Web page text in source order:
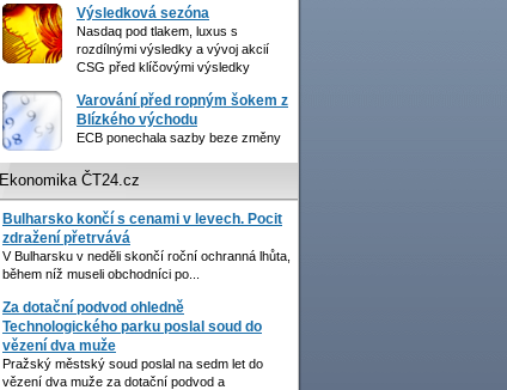
Výsledková sezóna
Nasdaq pod tlakem, luxus s
rozdílnými výsledky a vývoj akcií
CSG před klíčovými výsledky
Varování před ropným šokem z
Blízkého východu
ECB ponechala sazby beze změny
Ekonomika ČT24.cz
Bulharsko končí s cenami v levech. Pocit
zdražení přetrvává
V Bulharsku v neděli skončí roční ochranná lhůta,
během níž museli obchodníci po...
Za dotační podvod ohledně
Technologického parku poslal soud do
vězení dva muže
Pražský městský soud poslal na sedm let do
vězení dva muže za dotační podvod a